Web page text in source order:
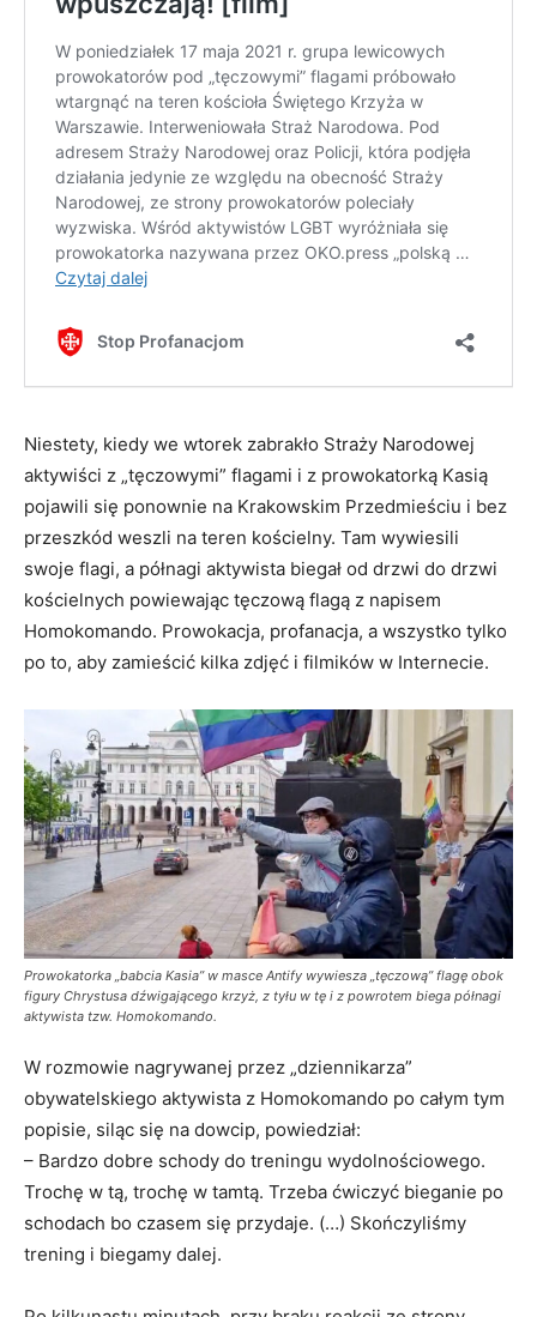
Niestety, kiedy we wtorek zabrakło Straży Narodowej
aktywiści z „tęczowymi” flagami i z prowokatorką Kasią
pojawili się ponownie na Krakowskim Przedmieściu i bez
przeszkód weszli na teren kościelny. Tam wywiesili
swoje flagi, a półnagi aktywista biegał od drzwi do drzwi
kościelnych powiewając tęczową flagą z napisem
Homokomando. Prowokacja, profanacja, a wszystko tylko
po to, aby zamieścić kilka zdjęć i filmików w Internecie.
Prowokatorka „babcia Kasia” w masce Antify wywiesza „tęczową” flagę obok
figury Chrystusa dźwigającego krzyż, z tyłu w tę i z powrotem biega półnagi
aktywista tzw. Homokomando.
W rozmowie nagrywanej przez „dziennikarza”
obywatelskiego aktywista z Homokomando po całym tym
popisie, siląc się na dowcip, powiedział:
– Bardzo dobre schody do treningu wydolnościowego.
Trochę w tą, trochę w tamtą. Trzeba ćwiczyć bieganie po
schodach bo czasem się przydaje. (…) Skończyliśmy
trening i biegamy dalej.